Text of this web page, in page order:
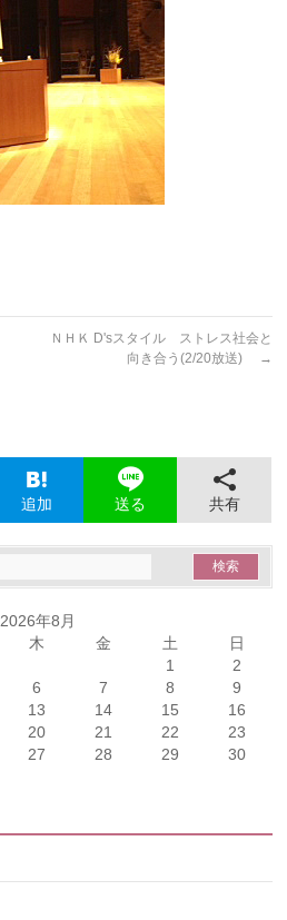
ＮＨＫ D'sスタイル ストレス社会と
向き合う(2/20放送)
→
追加 送る 共有
2026年8月
木 金 土 日
1
2
6 7 8
9
13 14 15
16
20 21 22
23
27 28 29
30